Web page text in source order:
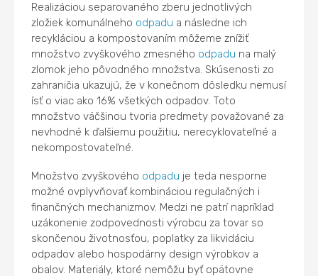
Realizáciou separovaného zberu jednotlivých
zložiek komunálneho odpadu a následne ich
recykláciou a kompostovaním môžeme znížiť
množstvo zvyškového zmesného odpadu na malý
zlomok jeho pôvodného množstva. Skúsenosti zo
zahraničia ukazujú, že v konečnom dôsledku nemusí
ísť o viac ako 16% všetkých odpadov. Toto
množstvo väčšinou tvoria predmety považované za
nevhodné k ďalšiemu použitiu, nerecyklovateľné a
nekompostovateľné.
Množstvo zvyškového odpadu je teda nesporne
možné ovplyvňovať kombináciou regulačných i
finančných mechanizmov. Medzi ne patrí napríklad
uzákonenie zodpovednosti výrobcu za tovar so
skončenou životnosťou, poplatky za likvidáciu
odpadov alebo hospodárny design výrobkov a
obalov. Materiály, ktoré nemôžu byť opätovne